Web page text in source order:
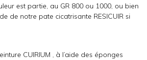
est partie, au GR 800 ou 1000, ou bien
de notre pate cicatrisante RESICUIR si
CUIRIUM , à l’aide des éponges